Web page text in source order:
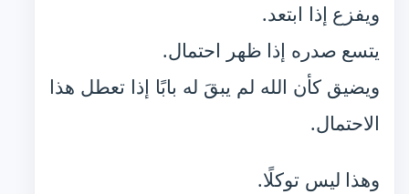
ويفزع إذا ابتعد.
يتسع صدره إذا ظهر احتمال.
ويضيق كأن الله لم يبقَ له بابًا إذا تعطل هذا
الاحتمال.
وهذا ليس توكلًا.